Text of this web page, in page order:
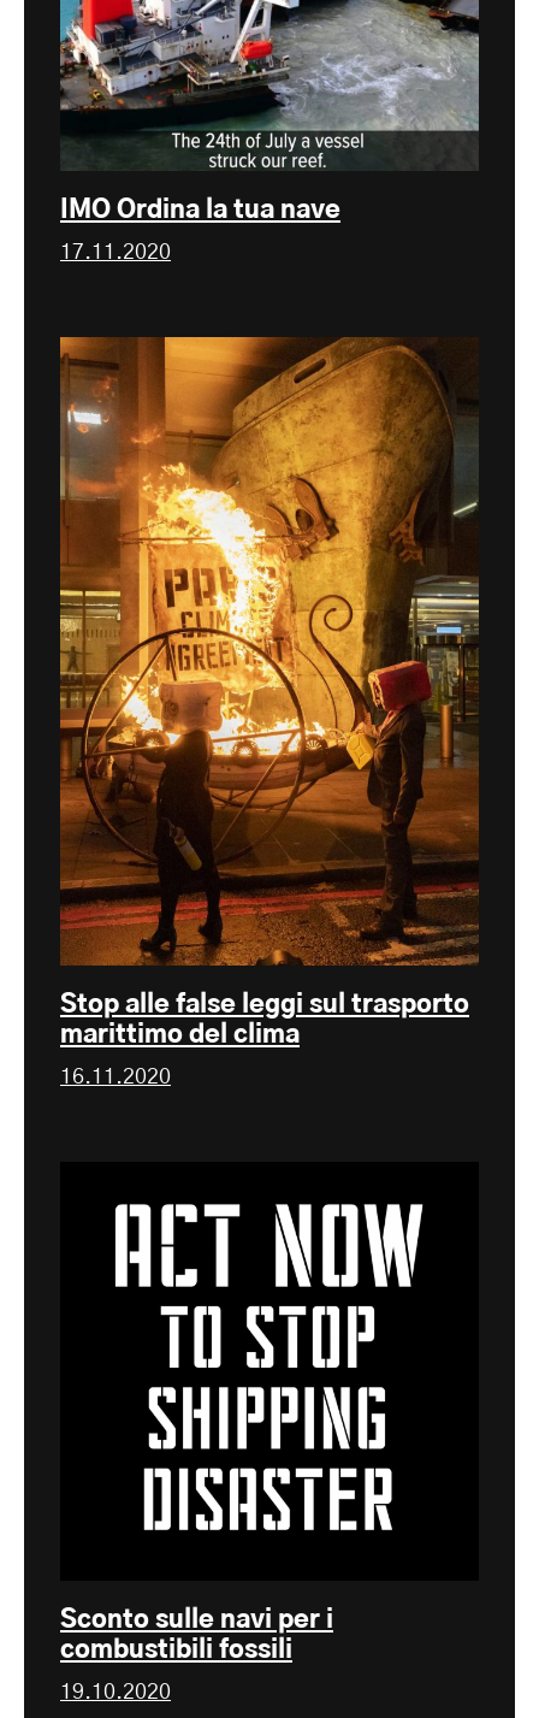
IMO Ordina la tua nave
17.11.2020
Stop alle false leggi sul trasporto
marittimo del clima
16.11.2020
Sconto sulle navi per i
combustibili fossili
19.10.2020